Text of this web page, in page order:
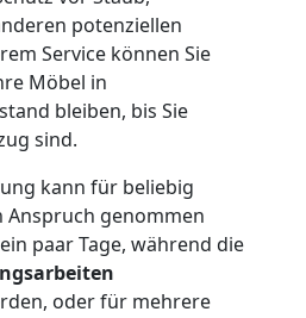
potenziellen
Service können Sie
Möbel in
bleiben, bis Sie
sind.
kann für beliebig
Anspruch genommen
paar Tage, während die
oder für mehrere